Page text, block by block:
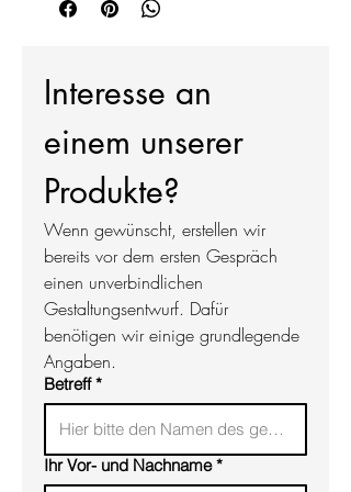
Der Sockel besteht aus hochfestem
möglich.
Genehmigung.
Layoutvorschlag des Grabmals nach
Ihren Vorgaben. Sollten Sie noch
Anpassungswünsche haben, stimmen
wir diese gerne mit Ihnen ab. Wir
beginnen mit der Herstellung, sobald
Sie zufrieden sind.
Interesse an
einem unserer
Produkte?
Wenn gewünscht, erstellen wir
bereits vor dem ersten Gespräch
einen unverbindlichen
Gestaltungsentwurf. Dafür
benötigen wir einige grundlegende
Angaben.
Betreff *
Ihr Vor- und Nachname *